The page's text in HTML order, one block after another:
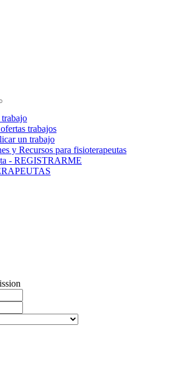
trabajos
un trabajo
y Recursos para fisioterapeutas
- REGISTRARME